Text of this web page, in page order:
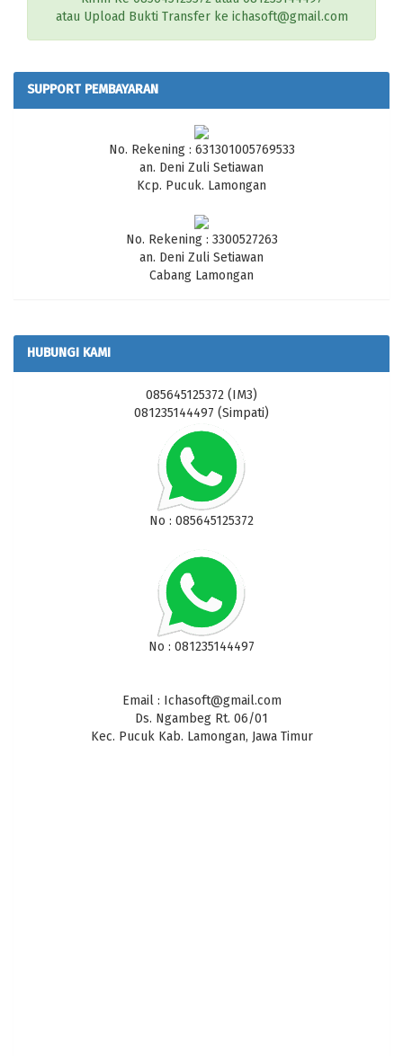
atau Upload Bukti Transfer ke ichasoft@gmail.com
SUPPORT PEMBAYARAN
No. Rekening : 631301005769533
an. Deni Zuli Setiawan
Kcp. Pucuk. Lamongan
No. Rekening : 3300527263
an. Deni Zuli Setiawan
Cabang Lamongan
HUBUNGI KAMI
085645125372 (IM3)
081235144497 (Simpati)
No : 085645125372
No : 081235144497
Email : Ichasoft@gmail.com
Ds. Ngambeg Rt. 06/01
Kec. Pucuk Kab. Lamongan, Jawa Timur